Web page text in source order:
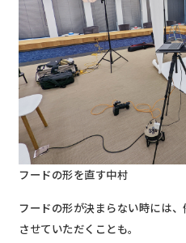
フードの形を直す中村
フードの形が決まらない時には
させていただくことも。